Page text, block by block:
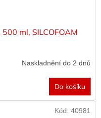
ml, SILCOFOAM
Naskladnění do 2 dnů
Do košíku
Kód: 40981